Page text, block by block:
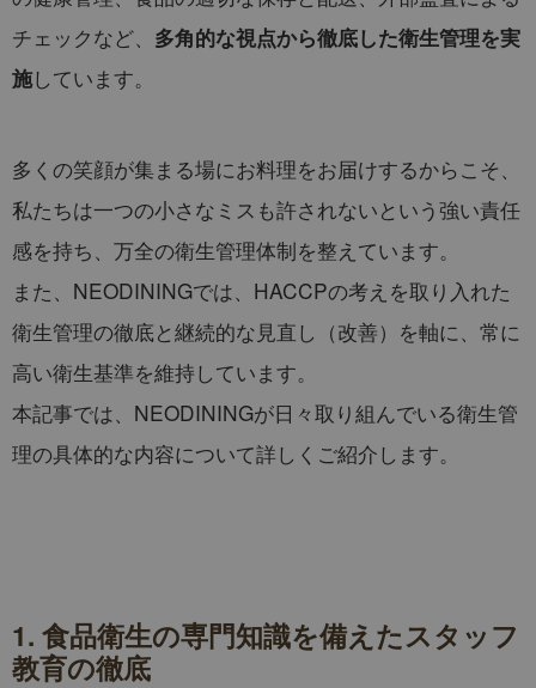
チェックなど、 多角的な視点から徹底した衛生管理を実
施しています。
多くの笑顔が集まる場にお料理をお届けするからこそ、
私たちは一つの小さなミスも許されないという強い責任
感を持ち、万全の衛生管理体制を整えています。
また、NEODININGでは、HACCPの考えを取り入れた
衛生管理の徹底と継続的な見直し（改善）を軸に、常に
高い衛生基準を維持しています。
本記事では、NEODININGが日々取り組んでいる衛生管
理の具体的な内容について詳しくご紹介します。
1. 食品衛生の専門知識を備えたスタッフ
教育の徹底